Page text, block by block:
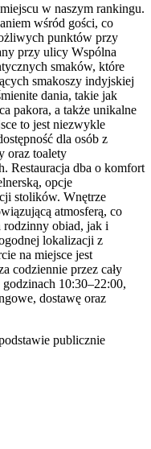
w naszym rankingu.
wśród gości, co
punktów przy
przy ulicy Wspólna
smaków, które
smakoszy indyjskiej
dania, takie jak
pakora, a także unikalne
to jest niezwykle
dla osób z
oraz toalety
Restauracja dba o komfort
opcje
stolików. Wnętrze
atmosferą, co
obiad, jak i
lokalizacji z
na miejsce jest
codziennie przez cały
10:30–22:00,
dostawę oraz
publicznie